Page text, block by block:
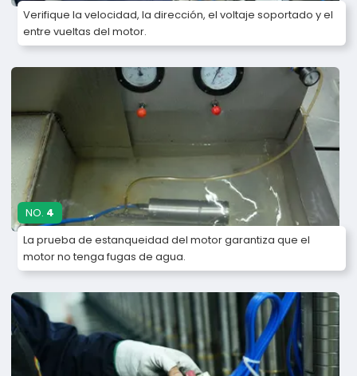
Verifique la velocidad, la dirección, el voltaje soportado y el
entre vueltas del motor.
NO. 4
La prueba de estanqueidad del motor garantiza que el
motor no tenga fugas de agua.